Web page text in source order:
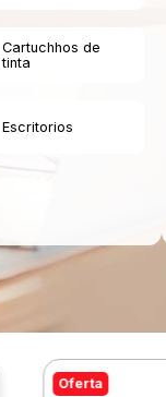
Cartuchhos de
tinta
Escritorios
Oferta